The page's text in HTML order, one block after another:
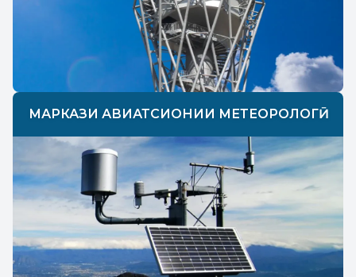
МАРКАЗИ АВИАТСИОНИИ МЕТЕОРОЛОГӢ